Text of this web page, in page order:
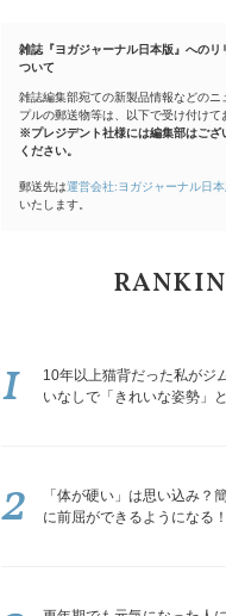
雑誌『ヨガジャーナル日本版』へのリ
ついて
雑誌編集部宛ての新製品情報などのニ
プルの郵送物等は、以下で受け付けて
※プレジデント社様には編集部はござ
ください。
郵送先は運営会社:ヨガジャーナル日
いたします。
10年以上猫背だった私がジ
いなしで「きれいな姿勢」と
1
「体が硬い」は思い込み？
に前屈ができるようになる！
2